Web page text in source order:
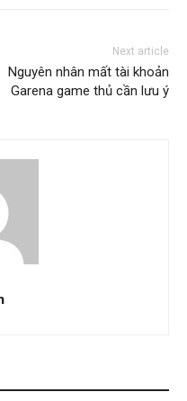
Next article
Nguyên nhân mất tài khoản
Garena game thủ cần lưu ý